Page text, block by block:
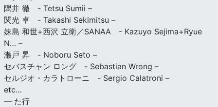
隅井 徹 - Tetsu Sumii –
関光 卓 - Takashi Sekimitsu –
妹島 和世+西沢 立衛／SANAA - Kazuyo Sejima+Ryue
N… –
瀬戸 昇 - Noboru Seto –
セバスチャン ロング - Sebastian Wrong –
セルジオ・カラトローニ - Sergio Calatroni –
etc…
— た行